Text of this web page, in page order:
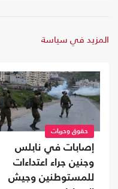
المزيد في سياسة
حقوق وحريات
إصابات في نابلس
وجنين جراء اعتداءات
للمستوطنين وجيش